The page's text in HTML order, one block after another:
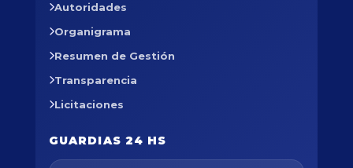
Autoridades
Organigrama
Resumen de Gestión
Transparencia
Licitaciones
GUARDIAS 24 HS